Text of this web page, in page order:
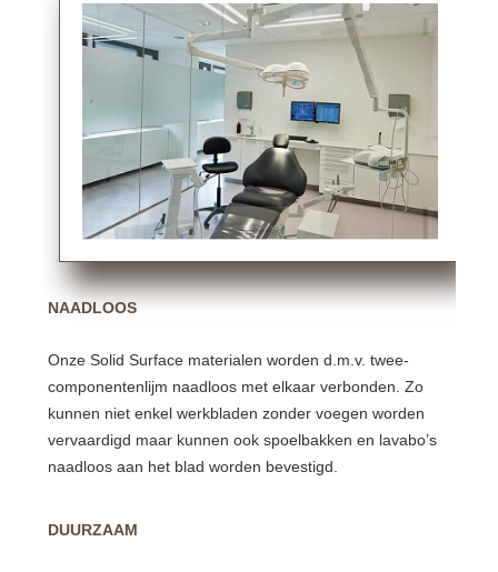
NAADLOOS
Onze Solid Surface materialen worden d.m.v. twee-
componentenlijm naadloos met elkaar verbonden. Zo
kunnen niet enkel werkbladen zonder voegen worden
vervaardigd maar kunnen ook spoelbakken en lavabo’s
naadloos aan het blad worden bevestigd.
DUURZAAM